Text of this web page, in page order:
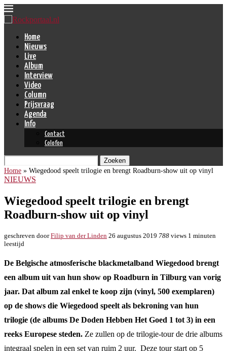
Home
Nieuws
Live
Album
Interview
Video
Column
Prijsvraag
Agenda
Info
Contact
Colofon
Zoeken
Home » Wiegedood speelt trilogie en brengt Roadburn-show uit op vinyl
NIEUWS
Wiegedood speelt trilogie en brengt
Roadburn-show uit op vinyl
geschreven doorFilip van der Linden 26 augustus 2019 788 views 1 minuten
leestijd
De Belgische atmosferische blackmetalband Wiegedood brengt
een album uit van hun show op Roadburn in Tilburg van vorig
jaar. Dat album zal enkel te koop zijn (vinyl, 500 exemplaren)
op de shows die Wiegedood speelt als bekroning van hun
trilogie (de albums De Doden Hebben Het Goed 1 tot 3) in een
reeks Europese steden. Ze zullen op de trilogie-tour de drie albums
integraal spelen in een set van ruim 2 uur. Deze tour start op 5